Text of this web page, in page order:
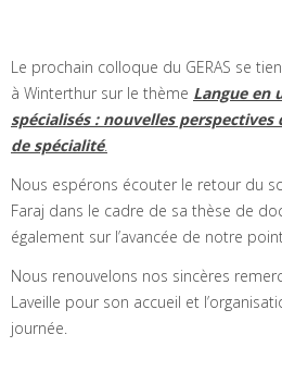
Le prochain colloque du GERAS se
à Winterthur sur le thème Langue en
spécialisés : nouvelles perspectives
de spécialité.
Nous espérons écouter le retour du
Faraj dans le cadre de sa thèse de
également sur l’avancée de notre
Nous renouvelons nos sincères
Laveille pour son accueil et
journée.